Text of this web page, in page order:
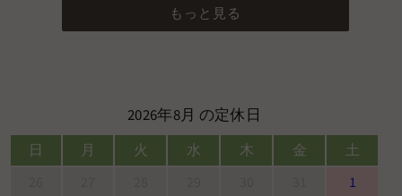
もっと見る
2026年8月 の定休日
日 月 火 水 木 金
土
1